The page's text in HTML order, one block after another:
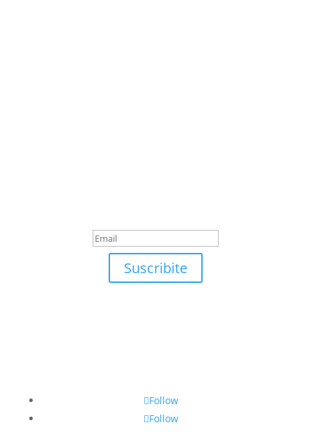
Suscribite
Follow
Follow